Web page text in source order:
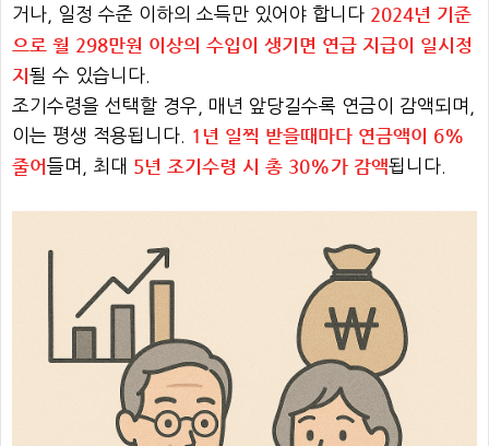
거나, 일정 수준 이하의 소득만 있어야 합니다 2024년 기준
으로 월 298만원 이상의 수입이 생기면 연급 지급이 일시정
지 될 수 있습니다.
조기수령을 선택할 경우, 매년 앞당길수록 연금이 감액되며,
이는 평생 적용됩니다.
1년 일찍 받을때마다 연금액이 6%
줄어들며, 최대 5년 조기수령 시 총 30%가 감액됩니다.